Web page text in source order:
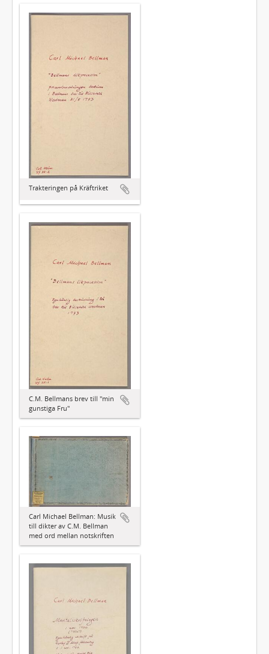
Trakteringen på Kräftriket
C.M. Bellmans brev till "min
gunstiga Fru"
Carl Michael Bellman: Musik
till dikter av C.M. Bellman
med ord mellan notskriften